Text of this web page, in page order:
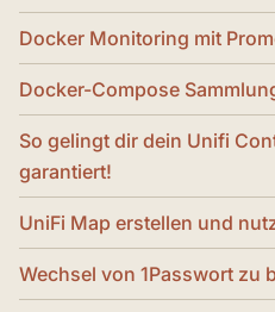
Docker Monitoring mit
Docker-Compose
So gelingt dir dein Unifi
garantiert!
UniFi Map erstellen und
Wechsel von 1Passwort zu